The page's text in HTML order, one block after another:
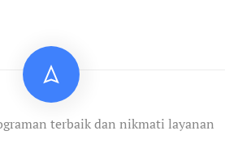
terbaik dan nikmati layanan